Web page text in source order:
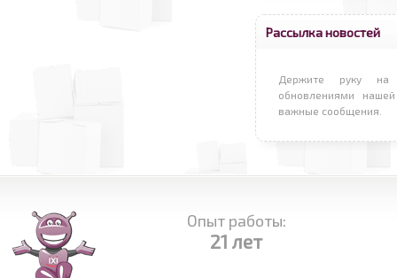
Рассылка новостей
Держите руку на
обновлениями
важные сообщения.
Опыт работы:
21 лет